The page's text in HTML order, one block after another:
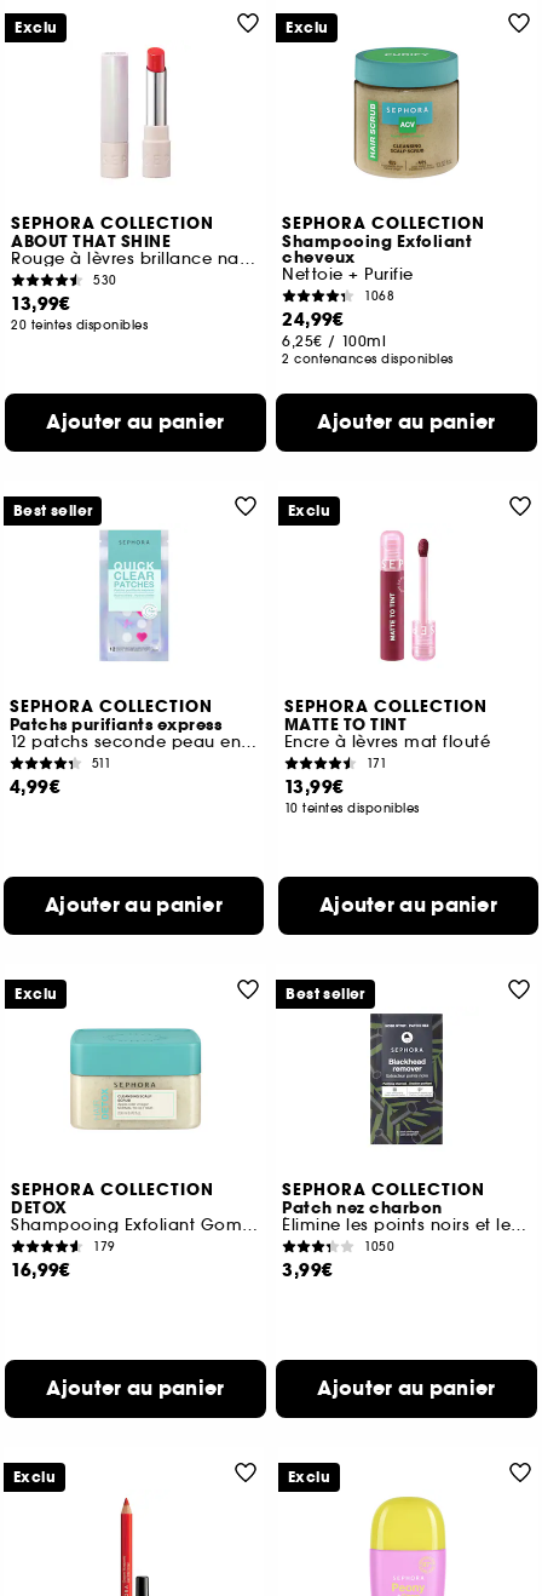
SEPHORA COLLECTION
ABOUT THAT SHINE
Rouge à lèvres brillance naturelle
530
13,99€
20 teintes disponibles
Ajouter au panier
Exclu
SEPHORA COLLECTION
Shampooing Exfoliant
cheveux
Nettoie + Purifie
1068
24,99€
6,25€ / 100ml
2 contenances disponibles
Ajouter au panier
Exclu
SEPHORA COLLECTION
Patchs purifiants express
12 patchs seconde peau en hydrocolloïde
511
4,99€
Ajouter au panier
Best seller
SEPHORA COLLECTION
MATTE TO TINT
Encre à lèvres mat flouté
171
13,99€
10 teintes disponibles
Ajouter au panier
Exclu
SEPHORA COLLECTION
DETOX
Shampooing Exfoliant Gommant
179
16,99€
Ajouter au panier
Exclu
SEPHORA COLLECTION
Patch nez charbon
Élimine les points noirs et les impuretés
1050
3,99€
Ajouter au panier
Best seller
Exclu Exclu